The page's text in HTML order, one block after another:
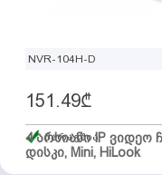
NVR-104H-D
4 არხიანი IP ვიდეო
დისკი, Mini, HiLook
151.49₾
მარაგშია